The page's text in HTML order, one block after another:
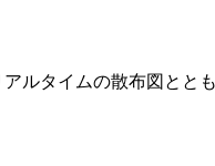
ルタイムの散布図とと